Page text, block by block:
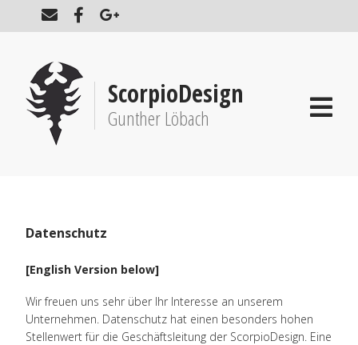
ScorpioDesign
Gunther Löbach
Datenschutz
[English Version below]
Wir freuen uns sehr über Ihr Interesse an unserem
Unternehmen. Datenschutz hat einen besonders hohen
Stellenwert für die Geschäftsleitung der ScorpioDesign. Eine